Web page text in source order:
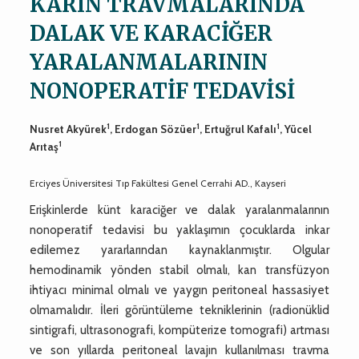
DALAK VE KARACİĞER
YARALANMALARININ
NONOPERATİF TEDAVİSİ
Nusret Akyürek1, Erdogan Sözüer1, Ertuğrul Kafalı1, Yücel
Arıtaş1
Erciyes Üniversitesi Tıp Fakültesi Genel Cerrahi AD., Kayseri
Erişkinlerde künt karaciğer ve dalak yaralanmalarının
nonoperatif tedavisi bu yaklaşımın çocuklarda inkar
edilemez yararlarından kaynaklanmıştır. Olgular
hemodinamik yönden stabil olmalı, kan transfüzyon
ihtiyacı minimal olmalı ve yaygın peritoneal hassasiyet
olmamalıdır. İleri görüntüleme tekniklerinin (radionüklid
sintigrafi, ultrasonografi, kompüterize tomografi) artması
ve son yıllarda peritoneal lavajın kullanılması travma